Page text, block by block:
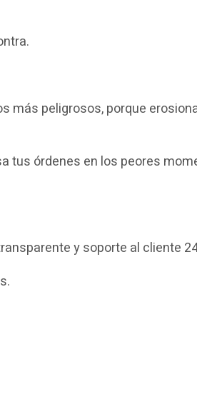
más peligrosos, porque
tus órdenes en los peores
y soporte al cliente